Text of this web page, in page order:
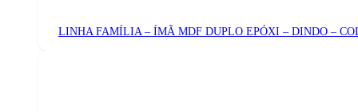
LINHA FAMÍLIA – ÍMÃ MDF DUPLO EPÓXI – DINDO –